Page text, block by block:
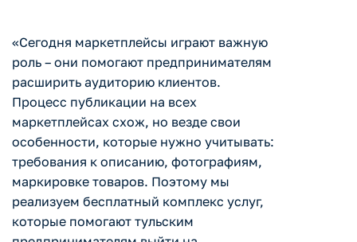
«Сегодня маркетплейсы играют важную
роль – они помогают предпринимателям
расширить аудиторию клиентов.
Процесс публикации на всех
маркетплейсах схож, но везде свои
особенности, которые нужно учитывать:
требования к описанию, фотографиям,
маркировке товаров. Поэтому мы
реализуем бесплатный комплекс услуг,
которые помогают тульским